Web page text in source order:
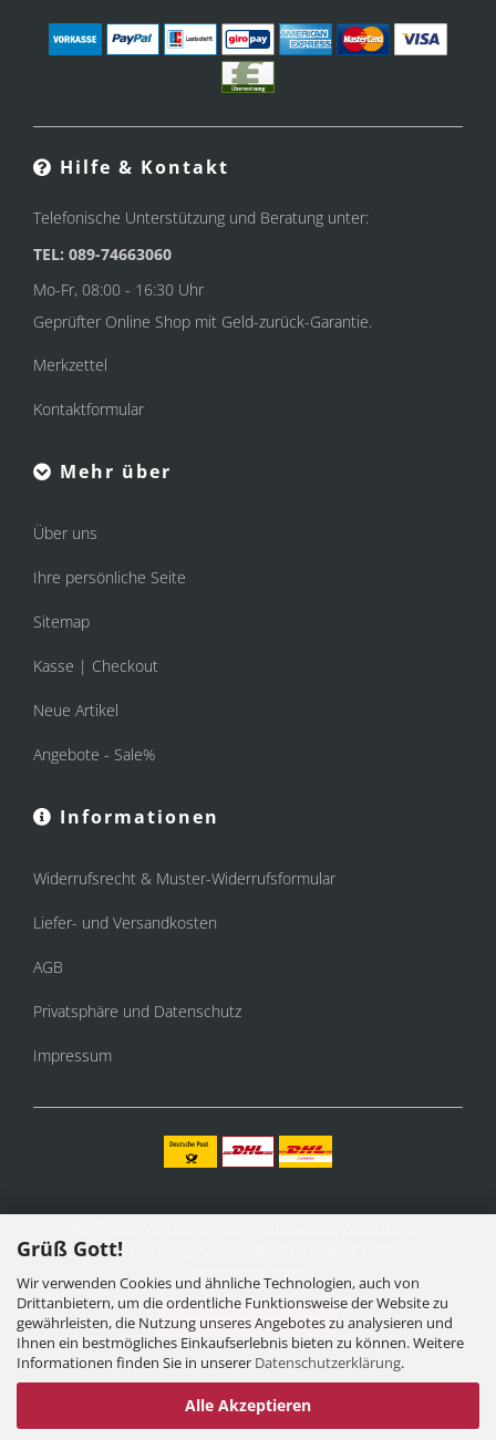
Grüß Gott!
Wir verwenden Cookies und ähnliche Technologien, auch von
Drittanbietern, um die ordentliche Funktionsweise der Website zu
gewährleisten, die Nutzung unseres Angebotes zu analysieren und
Ihnen ein bestmögliches Einkaufserlebnis bieten zu können. Weitere
Informationen finden Sie in unserer Datenschutzerklärung.
Alle Akzeptieren
Hilfe & Kontakt
Telefonische Unterstützung und Beratung unter:
TEL: 089-74663060
Mo-Fr, 08:00 - 16:30 Uhr
Geprüfter Online Shop mit Geld-zurück-Garantie.
Merkzettel
Kontaktformular
Mehr über
Über uns
Ihre persönliche Seite
Sitemap
Kasse | Checkout
Neue Artikel
Angebote - Sale%
Informationen
Widerrufsrecht & Muster-Widerrufsformular
Liefer- und Versandkosten
AGB
Privatsphäre und Datenschutz
Impressum
Mehrwertsteuer, zzgl.
gekennzeichnet.
Vertrag widerrufen